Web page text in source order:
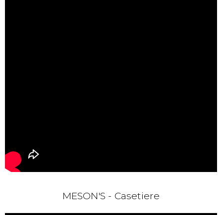
MESON'S - Casetiere